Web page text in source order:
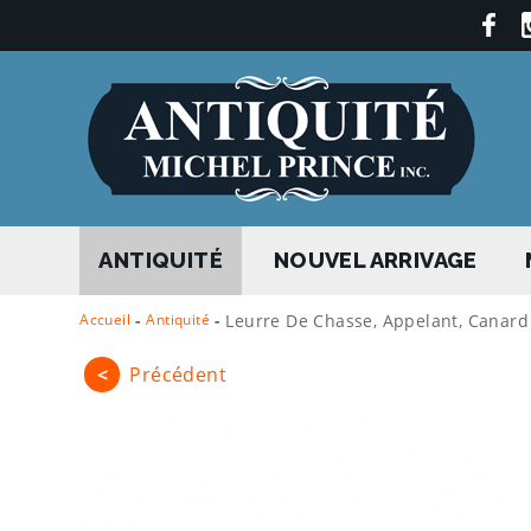
ANTIQUITÉ NOUVEL ARRIVAGE
Accueil - Antiquité - Leurre De Chasse, Appelant,
< Précédent